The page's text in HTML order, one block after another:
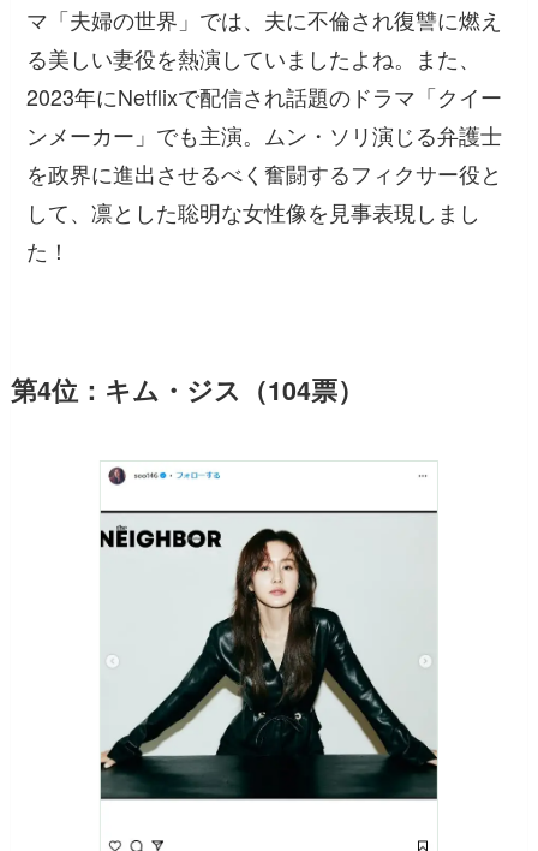
マ「夫婦の世界」では、夫に不倫され復讐に燃え
る美しい妻役を熱演していましたよね。また、
2023年にNetflixで配信され話題のドラマ「クイー
ンメーカー」でも主演。ムン・ソリ演じる弁護士
を政界に進出させるべく奮闘するフィクサー役と
して、凛とした聡明な女性像を見事表現しまし
た！
第4位：キム・ジス（104票）